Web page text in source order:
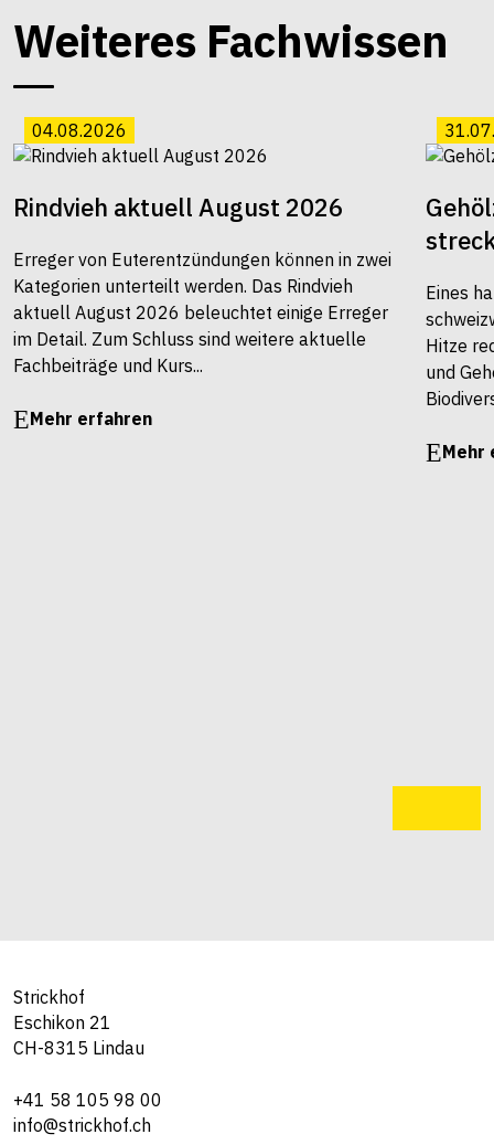
Weiteres Fachwissen
04.08.2026
Rindvieh aktuell August 2026
Erreger von Euterentzündungen können in zwei
Kategorien unterteilt werden. Das Rindvieh
aktuell August 2026 beleuchtet einige Erreger
im Detail. Zum Schluss sind weitere aktuelle
Fachbeiträge und Kurs...
Mehr erfahren
Eines
Hitze
und
Mehr
Strickhof
Eschikon 21
CH-8315 Lindau
+41 58 105 98 00
info@strickhof.ch